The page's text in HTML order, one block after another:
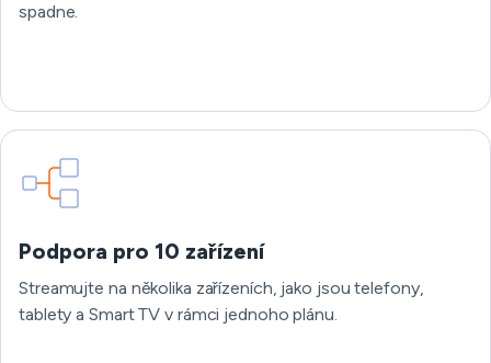
spadne.
Podpora pro 10 zařízení
Streamujte na několika zařízeních, jako jsou telefony,
tablety a Smart TV v rámci jednoho plánu.